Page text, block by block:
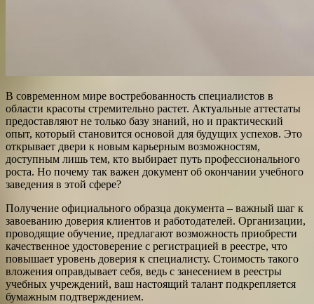
В современном мире востребованность специалистов в
области красоты стремительно растет. Актуальные аттестаты
предоставляют не только базу знаний, но и практический
опыт, который становится основой для будущих успехов. Это
открывает двери к новым карьерным возможностям,
доступным лишь тем, кто выбирает путь профессионального
роста. Но почему так важен документ об окончании учебного
заведения в этой сфере?
Получение официального образца документа – важный шаг к
завоеванию доверия клиентов и работодателей. Организации,
проводящие обучение, предлагают возможность приобрести
качественное удостоверение с регистрацией в реестре, что
повышает уровень доверия к специалисту. Стоимость такого
вложения оправдывает себя, ведь с занесением в реестры
учебных учреждений, ваш настоящий талант подкрепляется
бумажным подтверждением.